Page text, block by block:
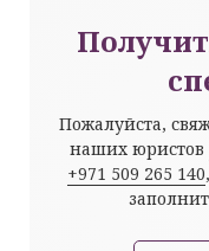
Пожалуйста,
наших юристов
+971 509 265 140,